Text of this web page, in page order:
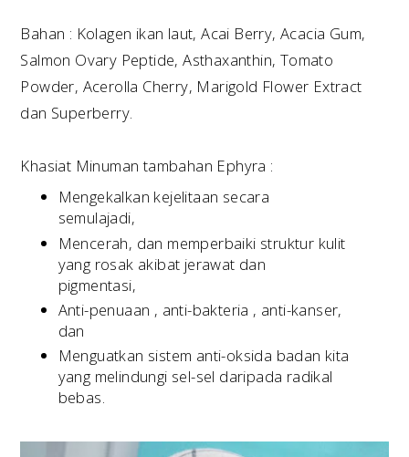
Bahan : Kolagen ikan laut, Acai Berry, Acacia Gum,
Salmon Ovary Peptide, Asthaxanthin, Tomato
Powder, Acerolla Cherry, Marigold Flower Extract
dan Superberry.
Khasiat Minuman tambahan Ephyra :
Mengekalkan kejelitaan secara
semulajadi,
Mencerah, dan memperbaiki struktur kulit
yang rosak akibat jerawat dan
pigmentasi,
Anti-penuaan , anti-bakteria , anti-kanser,
dan
Menguatkan sistem anti-oksida badan kita
yang melindungi sel-sel daripada radikal
bebas.